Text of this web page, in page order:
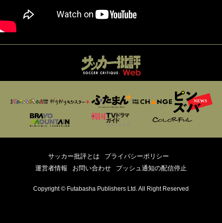
サッカー批評とは
プライバシーポリシー
運営者情報
お問い合わせ プッシュ通知の配信停止
Copyright © Futabasha Publishers Ltd. All Right Reserved